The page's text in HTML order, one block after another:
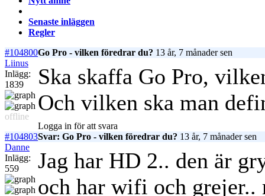
Senaste inläggen
Regler
#104800Go Pro - vilken föredrar du? 13 år, 7 månader sen
Liinus
Inlägg:
1839
offline
Ska skaffa Go Pro,
Och vilken ska man
Logga in för att svara
#104803Svar: Go Pro - vilken föredrar du? 13 år, 7 månader sen
Danne
Inlägg:
559
Jag har HD 2.. den är
och har wifi och